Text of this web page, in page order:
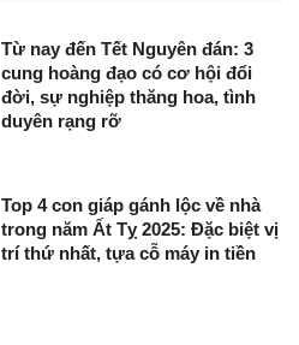
Từ nay đến Tết Nguyên đán: 3
cung hoàng đạo có cơ hội đổi
đời, sự nghiệp thăng hoa, tình
duyên rạng rỡ
Top 4 con giáp gánh lộc về nhà
trong năm Ất Tỵ 2025: Đặc biệt vị
trí thứ nhất, tựa cỗ máy in tiền